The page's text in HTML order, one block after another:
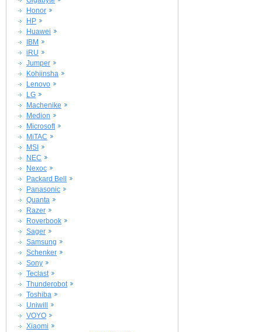
Honor
HP
Huawei
IBM
iRU
Jumper
Kohjinsha
Lenovo
LG
Machenike
Medion
Microsoft
MiTAC
MSI
NEC
Nexoc
Packard Bell
Panasonic
Quanta
Razer
Roverbook
Sager
Samsung
Schenker
Sony
Teclast
Thunderobot
Toshiba
Uniwill
VOYO
Xiaomi